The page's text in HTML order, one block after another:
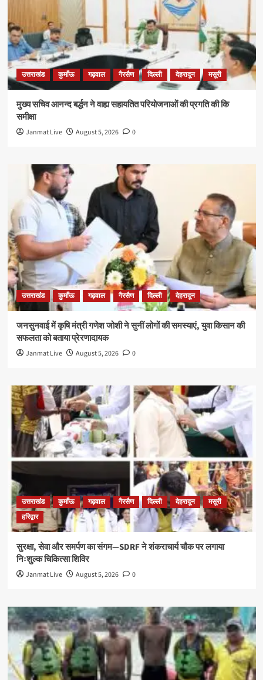
उत्तराखंड कुमाँऊ गढ़वाल गैरसैण दिल्ली देहरादून मसूरी
मुख्य सचिव आनन्द बर्द्धन ने वाह्य सहायतित परियोजनाओं की प्रगति की कि
समीक्षा
Janmat Live August 5, 2026 0
उत्तराखंड कुमाँऊ गढ़वाल गैरसैण दिल्ली देहरादून
जनसुनवाई में कृषि मंत्री गणेश जोशी ने सुनीं लोगों की समस्याएं, युवा किसान की
सफलता को बताया प्रेरणादायक
Janmat Live August 5, 2026 0
उत्तराखंड कुमाँऊ गढ़वाल गैरसैण दिल्ली देहरादून
मसूरी
हरिद्वार
सुरक्षा, सेवा और समर्पण का संगम—SDRF ने शंकराचार्य चौक पर लगाया
निःशुल्क चिकित्सा शिविर
Janmat Live August 5, 2026 0